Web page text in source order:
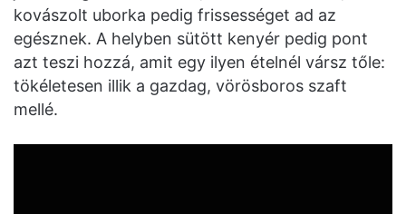
kovászolt uborka pedig frissességet ad az
egésznek. A helyben sütött kenyér pedig pont
azt teszi hozzá, amit egy ilyen ételnél vársz tőle:
tökéletesen illik a gazdag, vörösboros szaft
mellé.